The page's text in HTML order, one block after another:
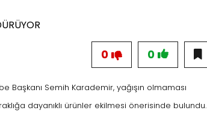
0
0
Başkanı Semih Karademir, yağışın olmaması
dayanıklı ürünler ekilmesi önerisinde bulundu.